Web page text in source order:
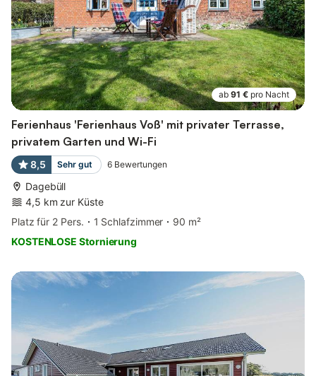
ab 91 € pro Nacht
Ferienhaus 'Ferienhaus Voß' mit privater Terrasse,
privatem Garten und Wi-Fi
8,5 Sehr gut 6 Bewertungen
Dagebüll
4,5 km zur Küste
Platz für 2 Pers.
1 Schlafzimmer
90 m²
KOSTENLOSE Stornierung